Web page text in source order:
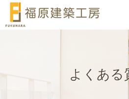
よくある
親切丁寧な仕事が評判です。毎日早く帰りたくなる家づ
新築一戸建て・工務店・屋上庭園（大阪八尾市）なら福原